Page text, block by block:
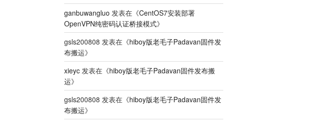
ganbuwangluo 发表在《CentOS7安装部署
OpenVPN纯密码认证桥接模式》
gsls200808 发表在《hiboy版老毛子Padavan固件发
布搬运》
xieyc发表在《hiboy版老毛子Padavan固件发布搬
运》
gsls200808 发表在《hiboy版老毛子Padavan固件发
布搬运》